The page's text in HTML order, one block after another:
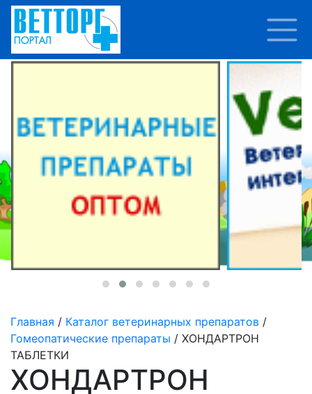
Главная / Каталог ветеринарных препаратов /
Гомеопатические препараты / ХОНДАРТРОН
ТАБЛЕТКИ
ХОНДАРТРОН